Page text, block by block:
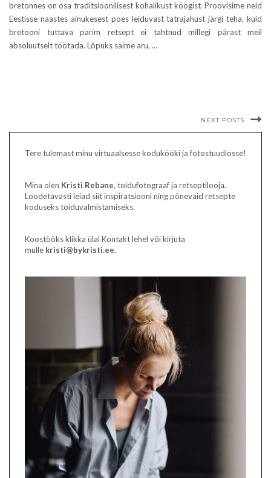
bretonnes on osa traditsioonilisest kohalikust köögist. Proovisime neid
Eestisse naastes ainukesest poes leiduvast tatrajahust järgi teha, kuid
bretooni tuttava parim retsept ei tahtnud millegi pärast meil
absoluutselt töötada. Lõpuks saime aru, …
NEXT POSTS
Tere tulemast minu virtuaalsesse kodukööki ja fotostuudiosse!
Mina olen Kristi Rebane, toidufotograaf ja retseptilooja.
Loodetavasti leiad siit inspiratsiooni ning põnevaid retsepte
koduseks toiduvalmistamiseks.
Koostööks klikka ülal Kontakt lehel või kirjuta
mulle kristi@bykristi.ee.